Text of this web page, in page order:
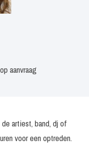
aanvraag
artiest, band, dj of
voor een optreden.